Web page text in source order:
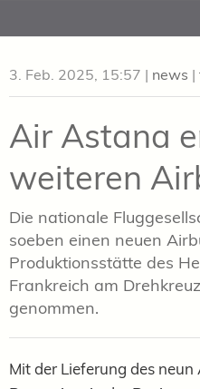
to
3. Feb. 2025, 15:57 | news |
Air Astana
weiteren
Die nationale
soeben einen neuen
Produktionsstätte des
Frankreich am
genommen.
Mit der Lieferung des neun